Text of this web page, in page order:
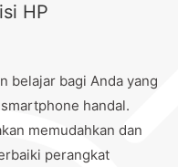
HP
belajar bagi Anda yang
handal.
memudahkan dan
perangkat